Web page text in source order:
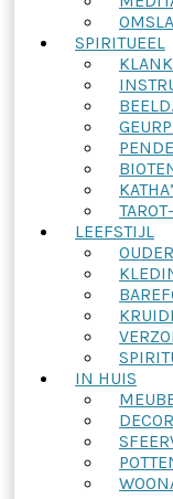
SPIRITUEEL
LEEFSTIJL
IN HUIS